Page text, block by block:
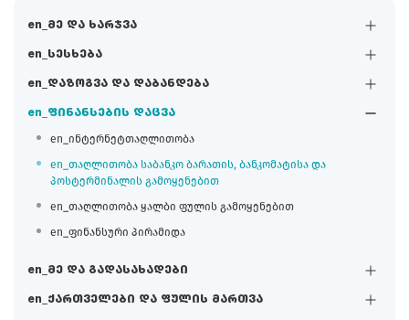
en_მე და ხარჯვა
en_სესხება
en_დაზოგვა და დაბანდება
en_ფინანსების დაცვა
en_ინტერნეტთაღლითობა
en_თაღლითობა საბანკო ბარათის, ბანკომატისა და
პოსტერმინალის გამოყენებით
en_თაღლითობა ყალბი ფულის გამოყენებით
en_ფინანსური პირამიდა
en_მე და გადასახადები
en_ქართველები და ფულის მართვა